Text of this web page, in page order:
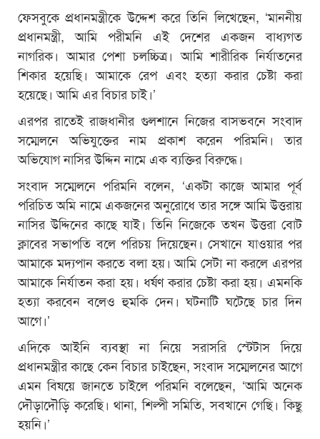
ফেসবুকে প্রধানমন্ত্রীকে উদ্দেশ করে তিনি লিখেছেন, ‘মাননীয়
প্রধানমন্ত্রী, আমি পরীমনি এই দেশের একজন বাধ্যগত
নাগরিক। আমার পেশা চলচ্চিত্র। আমি শারীরিক নির্যাতনের
শিকার হয়েছি। আমাকে রেপ এবং হত্যা করার চেষ্টা করা
হয়েছে। আমি এর বিচার চাই।’
এরপর রাতেই রাজধানীর গুলশানে নিজের বাসভবনে সংবাদ
সম্মেলনে অভিযুক্তের নাম প্রকাশ করেন পরিমনি। তার
অভিযোগ নাসির উদ্দিন নামে এক ব্যক্তির বিরুদ্ধে।
সংবাদ সম্মেলনে পরিমনি বলেন, ‘একটা কাজে আমার পূর্ব
পরিচিত অমি নামে একজনের অনুরোধে তার সঙ্গে আমি উত্তরায়
নাসির উদ্দিনের কাছে যাই। তিনি নিজেকে তখন উত্তরা বোট
ক্লাবের সভাপতি বলে পরিচয় দিয়েছেন। সেখানে যাওয়ার পর
আমাকে মদ্যপান করতে বলা হয়। আমি সেটা না করলে এরপর
আমাকে নির্যাতন করা হয়। ধর্ষণ করার চেষ্টা করা হয়। এমনকি
হত্যা করবেন বলেও হুমকি দেন। ঘটনাটি ঘটেছে চার দিন
আগে।’
এদিকে আইনি ব্যবস্থা না নিয়ে সরাসরি স্টেটাস দিয়ে
প্রধানমন্ত্রীর কাছে কেন বিচার চাইছেন, সংবাদ সম্মেলনের আগে
এমন বিষয়ে জানতে চাইলে পরিমনি বলেছেন, ‘আমি অনেক
দৌড়াদৌড়ি করেছি। থানা, শিল্পী সমিতি, সবখানে গেছি। কিছু
হয়নি।’